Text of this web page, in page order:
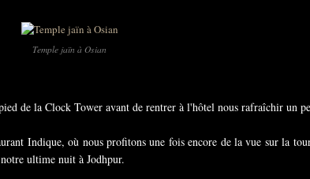
Temple jaïn à Osian
de la Clock Tower avant de rentrer à l'hôtel nous rafraîchir un
Indique, où nous profitons une fois encore de la vue sur la
ultime nuit à Jodhpur.